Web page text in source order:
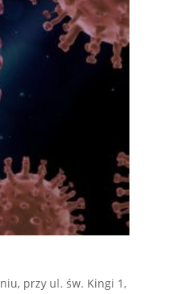
przy ul. św. Kingi 1,